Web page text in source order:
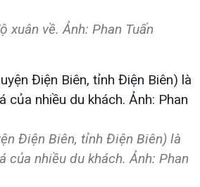
xuân về. Ảnh: Phan Tuấn
Điện Biên, tỉnh Điện Biên) là
của nhiều du khách. Ảnh: Phan